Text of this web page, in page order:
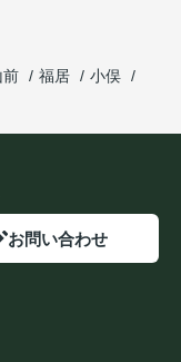
前 福居
小俣
お問い合わせ